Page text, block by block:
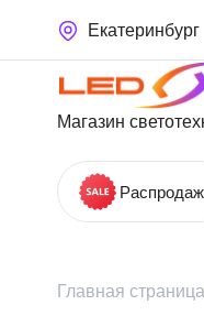
Екатеринбург
Магазин
Главная страница